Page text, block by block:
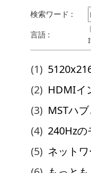
検索ワード :
言語 :